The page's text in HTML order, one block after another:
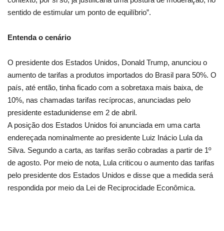
sentido de estimular um ponto de equilíbrio”.
Entenda o cenário
O presidente dos Estados Unidos, Donald Trump, anunciou o
aumento de tarifas a produtos importados do Brasil para 50%. O
país, até então, tinha ficado com a sobretaxa mais baixa, de
10%, nas chamadas tarifas recíprocas, anunciadas pelo
presidente estadunidense em 2 de abril.
A posição dos Estados Unidos foi anunciada em uma carta
endereçada nominalmente ao presidente Luiz Inácio Lula da
Silva. Segundo a carta, as tarifas serão cobradas a partir de 1º
de agosto. Por meio de nota, Lula criticou o aumento das tarifas
pelo presidente dos Estados Unidos e disse que a medida será
respondida por meio da Lei de Reciprocidade Econômica.